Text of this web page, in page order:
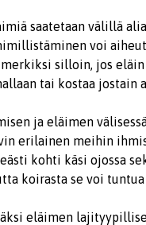
saatetaan välillä
voi
silloin, jos
tai kostaa jostain
ja eläimen
erilainen meihin
kohti käsi ojossa
koirasta se voi
eläimen